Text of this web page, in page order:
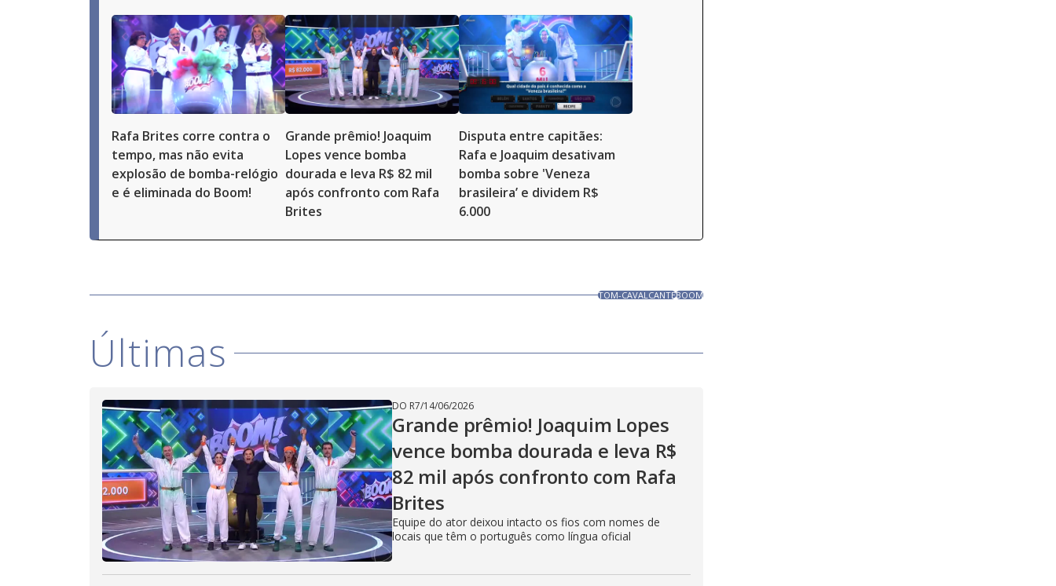
Rafa Brites corre contra o
tempo, mas não evita
explosão de bomba-relógio
e é eliminada do Boom!
Grande prêmio! Joaquim
Lopes vence bomba
dourada e leva R$ 82 mil
após confronto com Rafa
Brites
Disputa entre capitães:
Rafa e Joaquim desativam
bomba sobre 'Veneza
brasileira’ e dividem R$
6.000
TOM-CAVALCANTEBOOM
Últimas
DO R7/14/06/2026
Grande prêmio! Joaquim Lopes
vence bomba dourada e leva R$
82 mil após confronto com Rafa
Brites
Equipe do ator deixou intacto os fios com nomes de
locais que têm o português como língua oficial